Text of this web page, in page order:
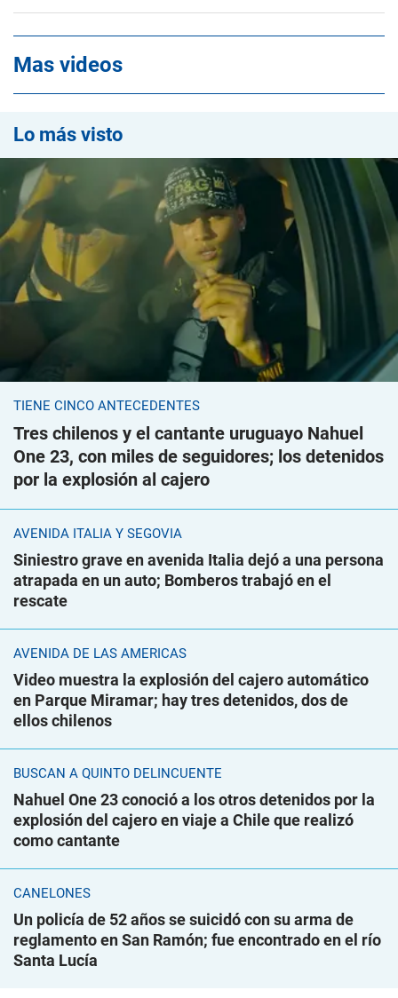
Mas videos
Lo más visto
TIENE CINCO ANTECEDENTES
Tres chilenos y el cantante uruguayo Nahuel
One 23, con miles de seguidores; los detenidos
por la explosión al cajero
AVENIDA ITALIA Y SEGOVIA
Siniestro grave en avenida Italia dejó a una persona
atrapada en un auto; Bomberos trabajó en el
rescate
AVENIDA DE LAS AMÉRICAS
Video muestra la explosión del cajero automático
en Parque Miramar; hay tres detenidos, dos de
ellos chilenos
BUSCAN A QUINTO DELINCUENTE
Nahuel One 23 conoció a los otros detenidos por la
explosión del cajero en viaje a Chile que realizó
como cantante
CANELONES
Un policía de 52 años se suicidó con su arma de
reglamento en San Ramón; fue encontrado en el río
Santa Lucía